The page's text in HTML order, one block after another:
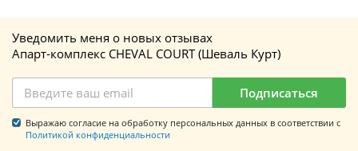
Уведомить меня о новых отзывах
Апарт-комплекс CHEVAL COURT (Шеваль Курт)
Подписаться
Выражаю согласие на обработку персональных данных в соответствии с
Политикой конфиденциальности